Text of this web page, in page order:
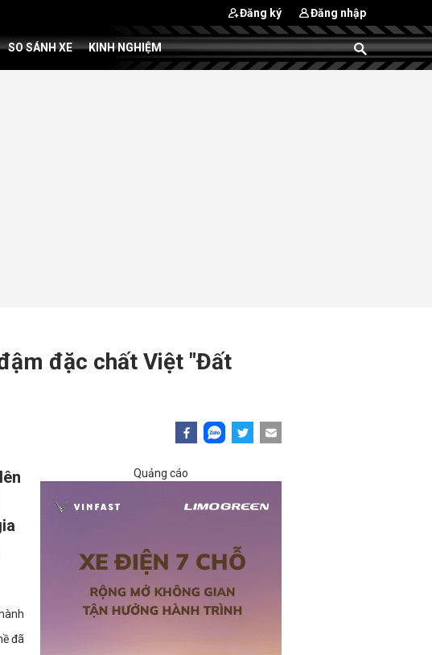
Đăng ký Đăng nhập
SO SÁNH XE KINH NGHIỆM
đặc chất Việt "Đất
đã
Quảng cáo